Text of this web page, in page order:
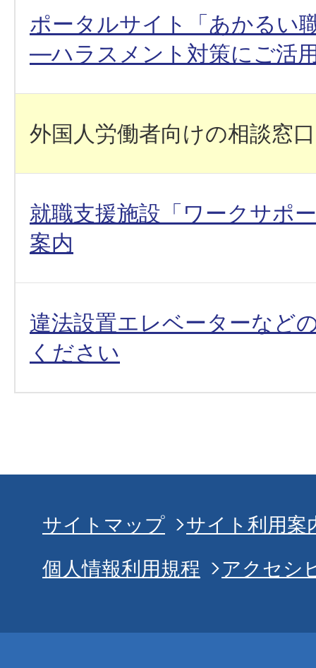
ポータルサイト「あかるい
―ハラスメント対策にご活
外国人労働者向けの相談窓
就職支援施設「ワークサポ
案内
違法設置エレベーターなど
ください
サイトマップ
サイト利用案
個人情報利用規程
アクセシ